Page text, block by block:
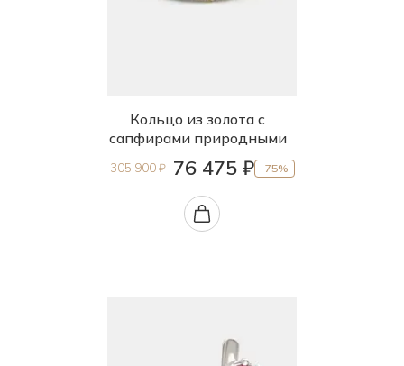
Кольцо из золота с
сапфирами природными
305 900 ₽ 76 475 ₽ -75%